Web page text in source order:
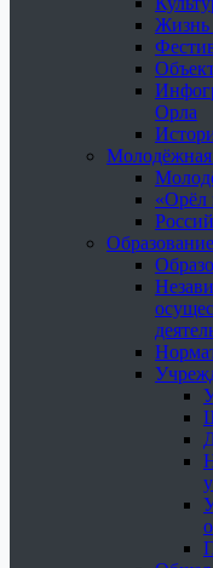
Жизнь
Орла
Молодёжная
«Орёл
Образование